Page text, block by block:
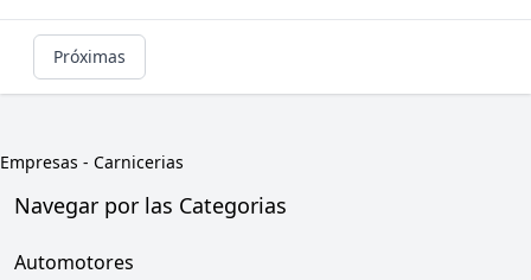
Próximas
Empresas - Carnicerias
Navegar por las Categorias
Automotores